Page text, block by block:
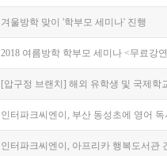
겨울방학 맞이 '학부모 세미나' 진행
2018 여름방학 학부모 세미나 <무료강
[압구정 브랜치] 해외 유학생 및 국제학
인터파크씨엔이, 부산 동성초에 영어
인터파크씨엔이, 아프리카 행복도서관